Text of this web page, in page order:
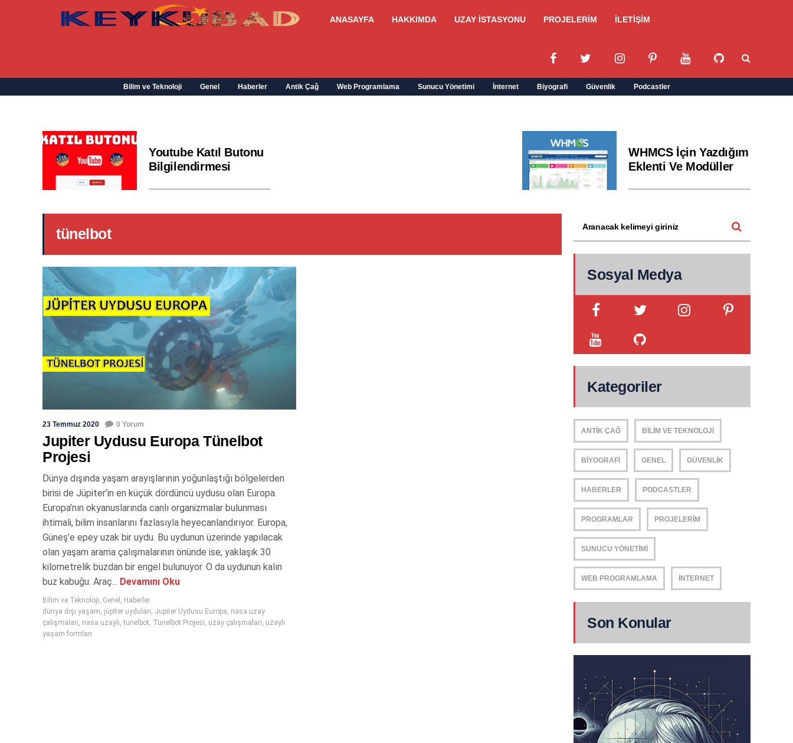
ANASAYFA HAKKIMDA UZAY İSTASYONU PROJELERİM İLETİŞİM
Bilim ve Teknoloji Genel Haberler Antik Çağ Web Programlama Sunucu Yönetimi İnternet Biyografi Güvenlik Podcastler
Youtube Katıl Butonu
Bilgilendirmesi
WHMCS İçin Yazdığım
Eklenti Ve Modüller
tünelbot
23 Temmuz 2020 0 Yorum
Jupiter Uydusu Europa Tünelbot
Projesi
Dünya dışında yaşam arayışlarının yoğunlaştığı bölgelerden
birisi de Jüpiter’in en küçük dördüncü uydusu olan Europa.
Europa’nın okyanuslarında canlı organizmalar bulunması
ihtimali, bilim insanlarını fazlasıyla heyecanlandırıyor. Europa,
Güneş’e epey uzak bir uydu. Bu uydunun üzerinde yapılacak
olan yaşam arama çalışmalarının önünde ise, yaklaşık 30
kilometrelik buzdan bir engel bulunuyor. O da uydunun kalın
buz kabuğu. Araç... Devamını Oku
Bilim ve Teknoloji, Genel , Haberler
dünya dışı yaşam, jüpiter uyduları, Jupiter Uydusu Europa, nasa uzay
çalışmaları, nasa uzaylı,tünelbot, Tünelbot Projesi, uzay çalışmaları, uzaylı
yaşam formları
Sosyal Medya
Kategoriler
ANTIK ÇAĞ BILIM VE TEKNOLOJI
BIYOGRAFI GENEL GÜVENLIK
HABERLER PODCASTLER
PROGRAMLAR PROJELERIM
SUNUCU YÖNETIMI
WEB PROGRAMLAMA İNTERNET
Son Konular